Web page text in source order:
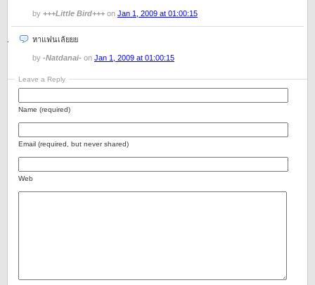
by +++Little Bird+++ on Jan 1, 2009 at 01:00:15
หาแฟนเล้ยยย
by -Natdanai- on Jan 1, 2009 at 01:00:15
Leave a Reply
Name (required)
Email (required, but never shared)
Web